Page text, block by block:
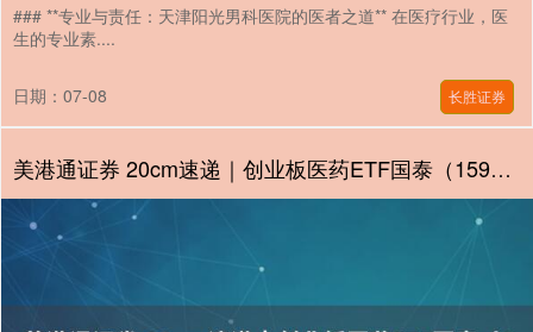
### **专业与责任：天津阳光男科医院的医者之道** 在医疗行业，医
生的专业素....
日期：07-08 长胜证券
美港通证券 20cm速递｜创业板医药ETF国泰（159377）涨超1.4%，创新药政策支持或成驱动因素